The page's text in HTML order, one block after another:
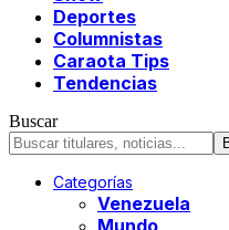
Deportes
Columnistas
Caraota Tips
Tendencias
Buscar
Categorías
Venezuela
Mundo